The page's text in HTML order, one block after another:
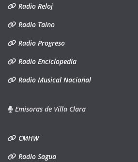
Radio Reloj
Radio Taíno
Radio Progreso
Radio Enciclopedia
Radio Musical Nacional
Emisoras de Villa Clara
CMHW
Radio Sagua